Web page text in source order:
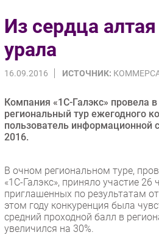
Импорто­замещение
Автоматизация
Интернет
Фиксированная связь
Интеграция
Рынок ПК
Торговые сети
Оборудование
ПО
Outsourcing
Из сердца
урала
16.09.2016 ИСТОЧНИК:
Компания «1С-Галэкс» провела
региональный тур ежегодного
пользователь информационной
2016.
В очном региональном туре,
«1С-Галэкс», приняло участие 26
приглашенных по результатам
этом году конкуренция была
средний проходной балл в
увеличился на 30%.